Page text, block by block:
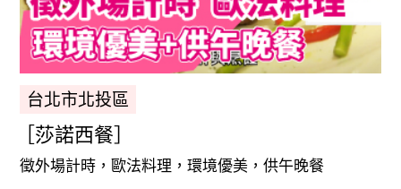
台北市北投區
［莎諾西餐］
徵外場計時，歐法料理，環境優美，供午晚餐